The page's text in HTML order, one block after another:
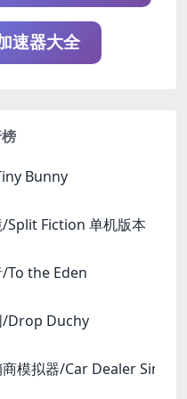
速器大全
Bunny
双影奇境/Split Fiction 单机版本
To the Eden
/Drop Duchy
商模拟器/Car Dealer